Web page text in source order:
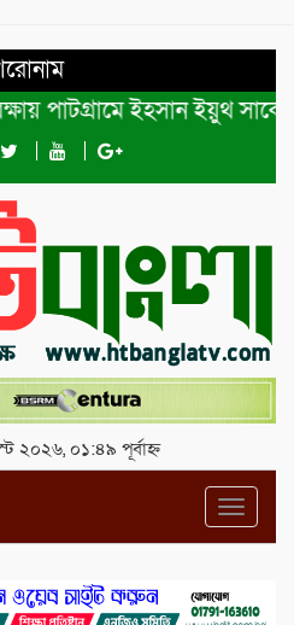
ইহসান ইয়ুথ সার্কেলের
২০২৬, ০১:৪৯ পূর্বাহ্ন